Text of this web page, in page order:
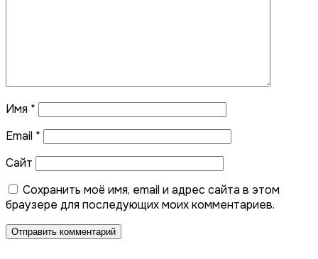
Имя *
Email *
Сайт
Сохранить моё имя, email и адрес сайта в этом
браузере для последующих моих комментариев.